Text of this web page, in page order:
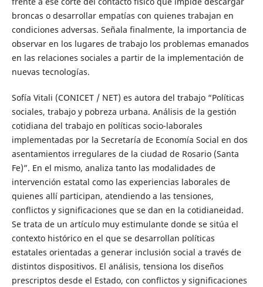
broncas o desarrollar empatías con quienes trabajan en
condiciones adversas. Señala finalmente, la importancia de
observar en los lugares de trabajo los problemas emanados
en las relaciones sociales a partir de la implementación de
nuevas tecnologías.
Sofía Vitali (CONICET / NET) es autora del trabajo “Políticas
sociales, trabajo y pobreza urbana. Análisis de la gestión
cotidiana del trabajo en políticas socio-laborales
implementadas por la Secretaría de Economía Social en dos
asentamientos irregulares de la ciudad de Rosario (Santa
Fe)”. En el mismo, analiza tanto las modalidades de
intervención estatal como las experiencias laborales de
quienes allí participan, atendiendo a las tensiones,
conflictos y significaciones que se dan en la cotidianeidad.
Se trata de un artículo muy estimulante donde se sitúa el
contexto histórico en el que se desarrollan políticas
estatales orientadas a generar inclusión social a través de
distintos dispositivos. El análisis, tensiona los diseños
prescriptos desde el Estado, con conflictos y significaciones